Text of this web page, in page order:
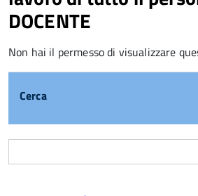
DOCENTE
Non hai il permesso di visualizzare
Cerca